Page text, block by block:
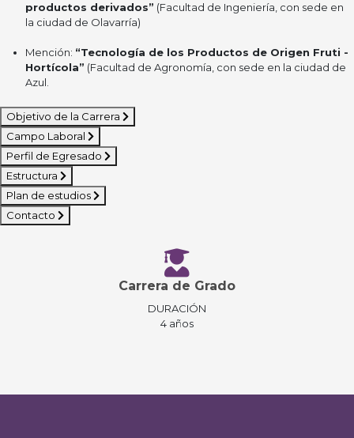
productos derivados” (Facultad de Ingeniería, con sede en
la ciudad de Olavarría)
Mención: “Tecnología de los Productos de Origen Fruti -
Hortícola” (Facultad de Agronomía, con sede en la ciudad de
Azul.
Objetivo de la Carrera
Campo Laboral
Perfil de Egresado
Estructura
Plan de estudios
Contacto
Carrera de Grado
DURACIÓN
4 años